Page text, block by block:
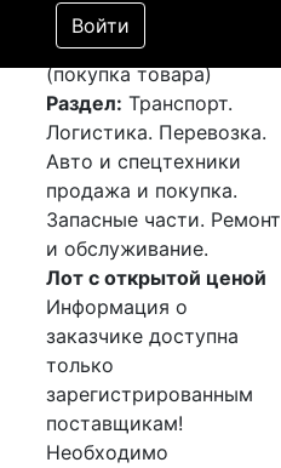
Войти
выбран
Лот №:2092
(покупка товара)
Раздел: Транспорт.
Логистика. Перевозка.
Авто и спецтехники
продажа и покупка.
Запасные части. Ремонт
и обслуживание.
Лот с открытой ценой
Информация о
заказчике доступна
только
зарегистрированным
поставщикам!
Необходимо